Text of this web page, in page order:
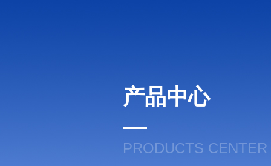
产品中心
PRODUCTS CENTER